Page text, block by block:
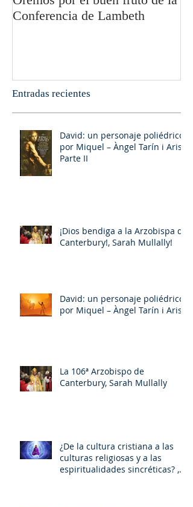
Conferencia de Lambeth
Entradas recientes
David: un personaje poliédrico,
por Miquel – Àngel Tarín i Arisó
Parte II
¡Dios bendiga a la Arzobispa de
Canterbury!, Sarah Mullally!
David: un personaje poliédrico,
por Miquel – Àngel Tarín i Arisó
La 106ª Arzobispo de
Canterbury, Sarah Mullally
¿De la cultura cristiana a las
culturas religiosas y a las
espiritualidades sincréticas? ,